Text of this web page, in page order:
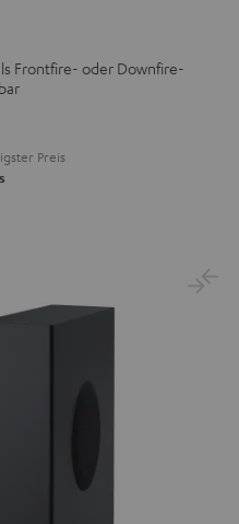
Frontfire- oder Downfire-
Preis